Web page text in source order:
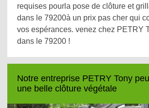
requises pourla pose de clôture et
dans le 79200à un prix pas cher qui
vos espérances. venez chez PETRY
dans le 79200 !
Notre entreprise PETRY Tony
une belle clôture végétale